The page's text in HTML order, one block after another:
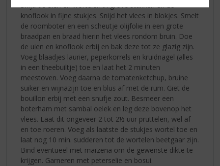
Snijd de uien en wortelen in grove stukken en de
knoflook in fijne stukjes. Snijd het vlees in blokjes. Smelt
de roomboter en een scheutje olijfolie in een grote
braadpan en braad hierin het vlees rondom bruin. Doe
de uien en knoflook erbij en bak deze tot ze glazig zijn.
Voeg blaadjes laurier, peperkorrels en kruidnagel (alles
in een theebuiltje) toe en laat het 2 minuten
meestoven. Voeg daarna de tomatenketchup, bruine
suiker en wijnazijn toe en blus af met de rum. Giet de
bouillon erbij met een snufje zout. Besmeer een
boterham met sambal oelek en leg deze bovenop het
vlees. Laat dit ongeveer 2 tot 2½ uur pruttelen, wel af
en toe roeren. Voeg als laatste de stukjes wortel toe en
laat nog 10 min. sudderen tot de wortelen beetgaar zijn.
Bind eventueel met maïzena om de gewenste dikte te
krijgen. Garneren met peterselie en bosui.